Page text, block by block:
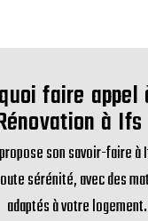
faire appel
à
son savoir-faire
sérénité, avec des
adaptés à votre logement.